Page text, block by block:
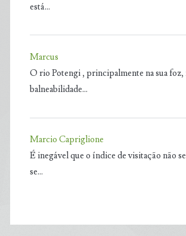
está…
Marcus
O rio Potengi , principalmente na sua foz,
balneabilidade…
Marcio Capriglione
É inegável que o índice de visitação não
se…